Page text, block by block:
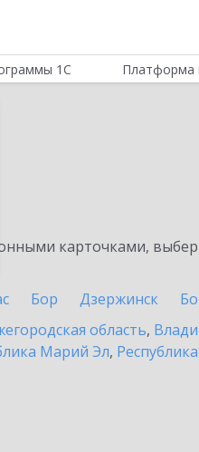
1С Платформа
карточками,
Бор Дзержинск
область,
Марий Эл,